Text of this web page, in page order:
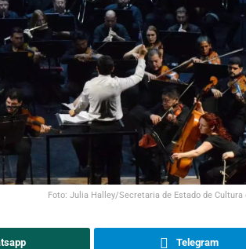
Foto: Julia Halley/Secretaria de Estado de Cultura
Telegram